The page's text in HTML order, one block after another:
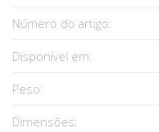
Número do artigo:
Disponível em:
Peso:
Dimensões: